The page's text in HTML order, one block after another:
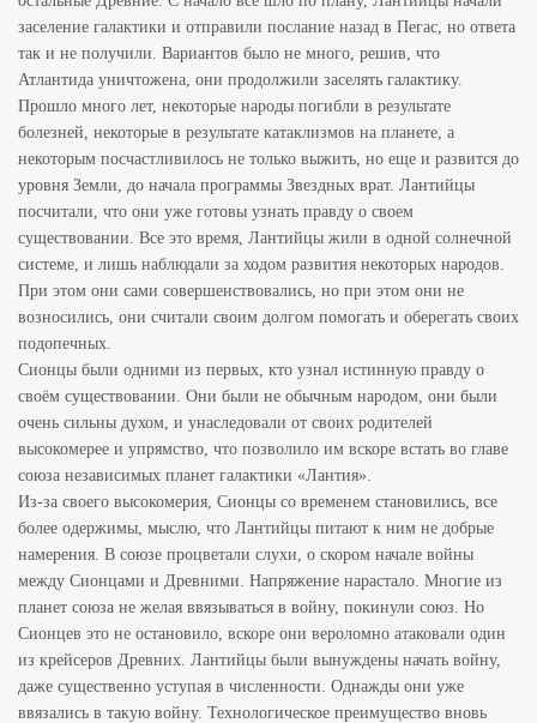
заселение галактики и отправили послание назад в Пегас, но ответа
так и не получили. Вариантов было не много, решив, что
Атлантида уничтожена, они продолжили заселять галактику.
Прошло много лет, некоторые народы погибли в результате
болезней, некоторые в результате катаклизмов на планете, а
некоторым посчастливилось не только выжить, но еще и развится до
уровня Земли, до начала программы Звездных врат. Лантийцы
посчитали, что они уже готовы узнать правду о своем
существовании. Все это время, Лантийцы жили в одной солнечной
системе, и лишь наблюдали за ходом развития некоторых народов.
При этом они сами совершенствовались, но при этом они не
возносились, они считали своим долгом помогать и оберегать своих
подопечных.
Сионцы были одними из первых, кто узнал истинную правду о
своём существовании. Они были не обычным народом, они были
очень сильны духом, и унаследовали от своих родителей
высокомерее и упрямство, что позволило им вскоре встать во главе
союза независимых планет галактики «Лантия».
Из-за своего высокомерия, Сионцы со временем становились, все
более одержимы, мыслю, что Лантийцы питают к ним не добрые
намерения. В союзе процветали слухи, о скором начале войны
между Сионцами и Древними. Напряжение нарастало. Многие из
планет союза не желая ввязываться в войну, покинули союз. Но
Cионцев это не остановило, вскоре они вероломно атаковали один
из крейсеров Древних. Лантийцы были вынуждены начать войну,
даже существенно уступая в численности. Однажды они уже
ввязались в такую войну. Технологическое преимущество вновь